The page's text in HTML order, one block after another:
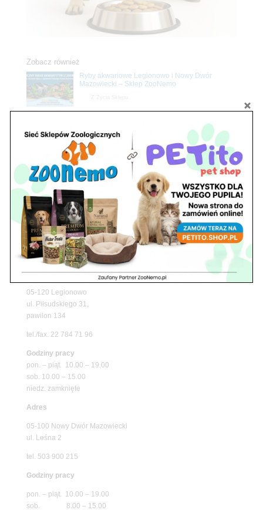
Zobacz również
Ryby akwariowe Legionowo i Nowy Dwór
Mazowiecki – Sklep ZooNemo
Z Życia Sklepu
rośliny akwariowe w ZooNemo – Legionowo i
Nowy Dwór Mazowiecki
Promocje
Upały wracają! Zadbaj o komfort swojego pupila
z matami chłodzącymi ZooNemo
Z Życia Sklepu
Petito Pet Shop – Internetowy Sklep Zoologiczny
Online! Wszystko Dla Twojego Pupila | ZooNemo
Znajdź nas
05-120 Legionowo
ul. Piłsudskiego 31,
pawilon 134
tel./fax. 22 784 71 96
Godziny pracy
pon. – piąt. 10.00 – 19.00
sob. 10.00 – 15.00
niedz. zamknięte
Adres
05-100 Nowy Dwór Mazowiecki
ul. Leśna 2
tel. 503 900 215
Godziny pracy
pon. – piąt. 10.00 – 19.00
sob. 8.00 – 15.00